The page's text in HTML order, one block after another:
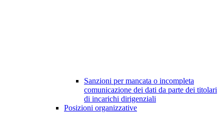
Sanzioni per mancata o incompleta
comunicazione dei dati da parte dei titolari
di incarichi dirigenziali
Posizioni organizzative